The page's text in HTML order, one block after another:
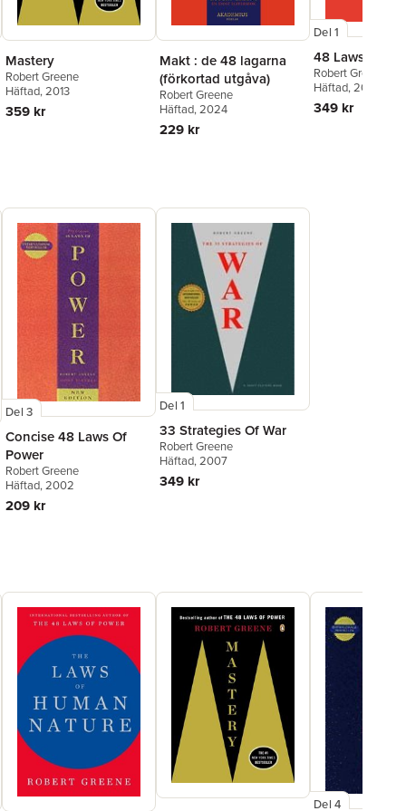
Mastery
Robert Greene
Häftad, 2013
359 kr
Makt : de 48 lagarna
(förkortad utgåva)
Robert Greene
Häftad, 2024
229 kr
Del 1
48 Laws Of
Robert Greene
Häftad, 2000
349 kr
Del 3
Concise 48 Laws Of
Power
Robert Greene
Häftad, 2002
209 kr
Del 1
33 Strategies Of War
Robert Greene
Häftad, 2007
349 kr
Del 4